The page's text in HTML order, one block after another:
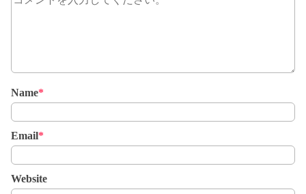
Name*
Email*
Website